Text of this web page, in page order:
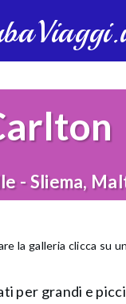
- Sliema,
la galleria clicca su
per grandi e